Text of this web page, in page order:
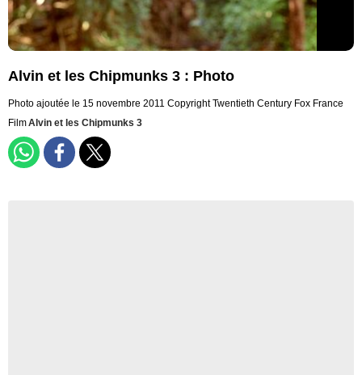
Alvin et les Chipmunks 3 : Photo
Photo ajoutée le 15 novembre 2011 Copyright Twentieth Century Fox France
FilmAlvin et les Chipmunks 3